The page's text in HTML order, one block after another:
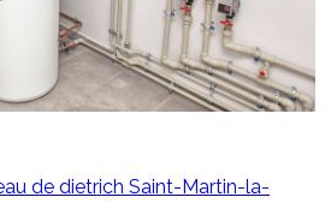
de dietrich Saint-Martin-la-